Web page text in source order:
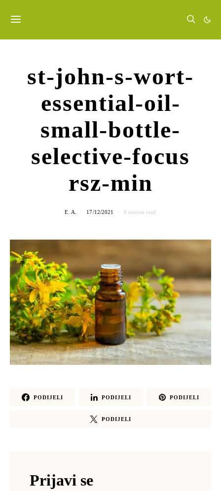
st-john-s-wort-
essential-oil-
small-bottle-
selective-focus
rsz-min
E. A. 17/12/2021 0 minute read
PODIJELI PODIJELI PODIJELI
PODIJELI
Prijavi se